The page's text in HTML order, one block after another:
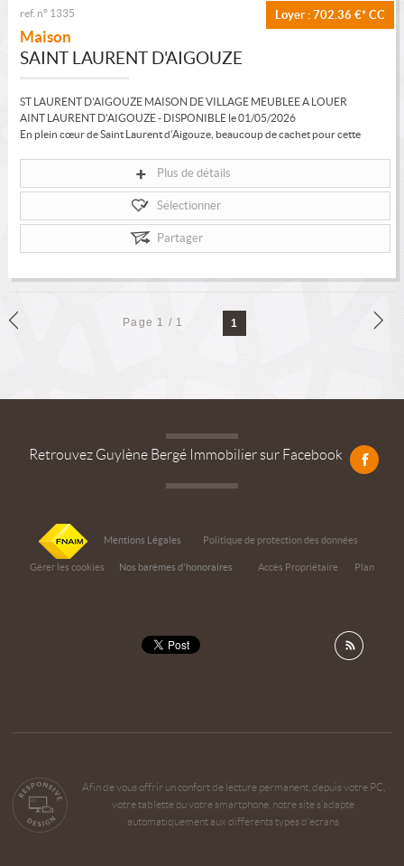
Loyer : 702.36 €* CC
ref. n° 1335
Maison
SAINT LAURENT D'AIGOUZE
ST LAURENT D'AIGOUZE MAISON DE VILLAGE MEUBLEE A LOUER
AINT LAURENT D'AIGOUZE - DISPONIBLE le 01/05/2026
En plein cœur de Saint Laurent d’Aigouze, beaucoup de cachet pour cette
Plus de détails
Sélectionner
Partager
Page 1 / 1 1
Retrouvez Guylène Bergé Immobilier sur Facebook
Mentions Légales Politique de protection des données
Gérer les cookies Nos barèmes d'honoraires Accès Propriétaire Plan
Afin de vous offrir un confort de lecture permanent, depuis votre PC,
votre tablette ou votre smartphone, notre site s’adapte
automatiquement aux différents types d'écrans